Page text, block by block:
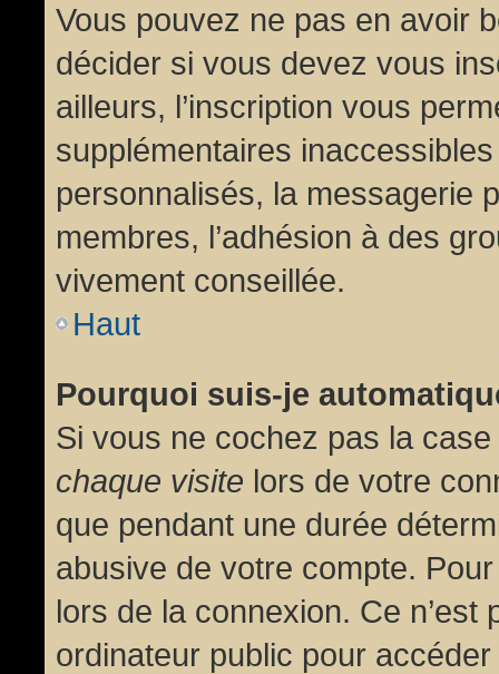
Vous pouvez ne pas en avoir
décider si vous devez vous
ailleurs, l’inscription vous
supplémentaires
personnalisés, la messagerie
membres, l’adhésion à des
vivement conseillée.
Haut
Pourquoi suis-je
Si vous ne cochez pas la case
chaque visite lors de votre
que pendant une durée
abusive de votre compte.
lors de la connexion. Ce
ordinateur public pour